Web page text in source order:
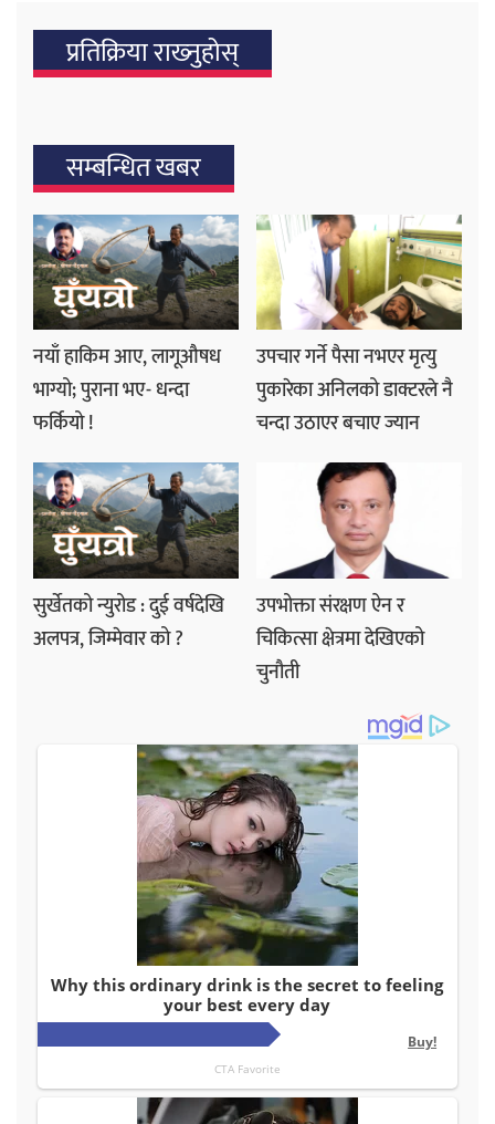
प्रतिक्रिया राख्‍नुहोस्
सम्बन्धित खबर
नयाँ हाकिम आए, लागूऔषध
भाग्यो; पुराना भए- धन्दा
फर्कियो !
उपचार गर्ने पैसा नभएर मृत्यु
पुकारेका अनिलको डाक्टरले नै
चन्दा उठाएर बचाए ज्यान
सुर्खेतको न्युरोड : दुई वर्षदेखि
अलपत्र, जिम्मेवार को ?
उपभोक्ता संरक्षण ऐन र
चिकित्सा क्षेत्रमा देखिएको
चुनौती